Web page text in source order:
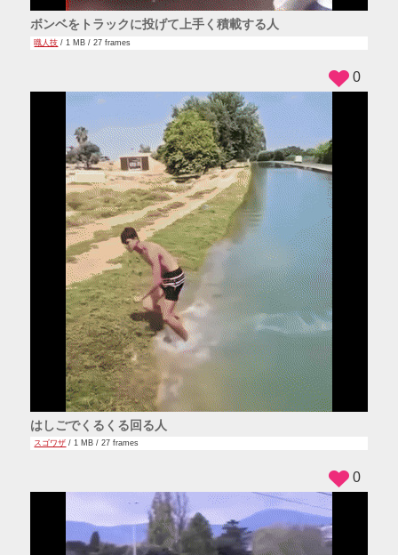
ボンベをトラックに投げて上手く積載する人
職人技 / 1 MB / 27 frames
はしごでくるくる回る人
スゴワザ / 1 MB / 27 frames
0
0